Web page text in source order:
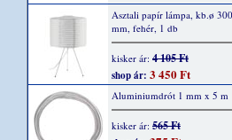
Asztali papír lámpa, kb.ø
mm, fehér, 1 db
kisker ár: 4 105 Ft
shop ár: 3 450 Ft
Aluminiumdrót 1 mm x 5 m
kisker ár: 565 Ft